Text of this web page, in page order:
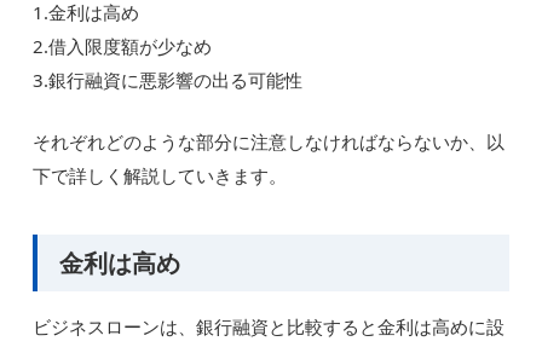
1.金利は高め
2.借入限度額が少なめ
3.銀行融資に悪影響の出る可能性
それぞれどのような部分に注意しなければならないか、以
下で詳しく解説していきます。
金利は高め
ビジネスローンは、銀行融資と比較すると金利は高めに設